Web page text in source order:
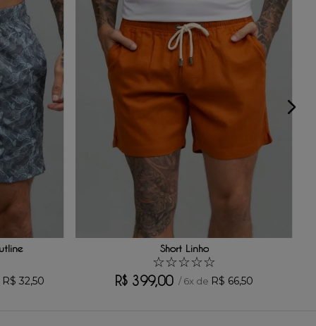
R$ 32,50
Short Linho
☆☆☆☆☆
R$ 399,00 /6x de R$ 66,50